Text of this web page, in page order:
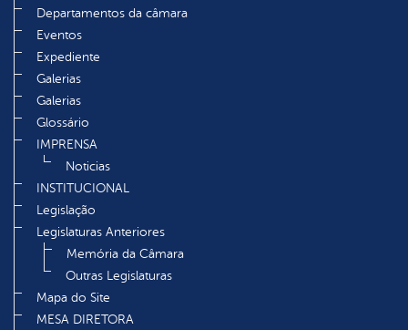
Departamentos da câmara
Eventos
Expediente
Galerias
Galerias
Glossário
IMPRENSA
Noticias
INSTITUCIONAL
Legislação
Legislaturas Anteriores
Memória da Câmara
Outras Legislaturas
Mapa do Site
MESA DIRETORA